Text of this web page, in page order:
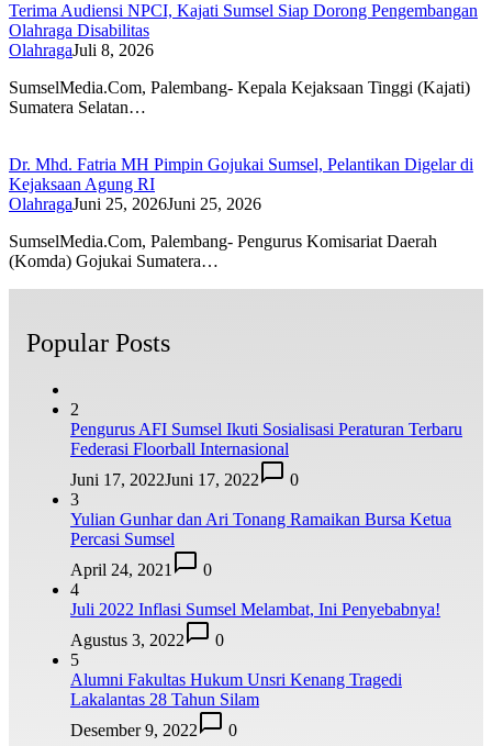
Terima Audiensi NPCI, Kajati Sumsel Siap Dorong Pengembangan
Olahraga Disabilitas
OlahragaJuli 8, 2026
SumselMedia.Com, Palembang- Kepala Kejaksaan Tinggi (Kajati)
Sumatera Selatan…
Dr. Mhd. Fatria MH Pimpin Gojukai Sumsel, Pelantikan Digelar di
Kejaksaan Agung RI
OlahragaJuni 25, 2026Juni 25, 2026
SumselMedia.Com, Palembang- Pengurus Komisariat Daerah
(Komda) Gojukai Sumatera…
Popular Posts
2
Pengurus AFI Sumsel Ikuti Sosialisasi Peraturan Terbaru
Federasi Floorball Internasional
Juni 17, 2022Juni 17, 2022
0
3
Yulian Gunhar dan Ari Tonang Ramaikan Bursa Ketua
Percasi Sumsel
April 24, 2021
0
4
Juli 2022 Inflasi Sumsel Melambat, Ini Penyebabnya!
Agustus 3, 2022
0
5
Alumni Fakultas Hukum Unsri Kenang Tragedi
Lakalantas 28 Tahun Silam
Desember 9, 2022
0